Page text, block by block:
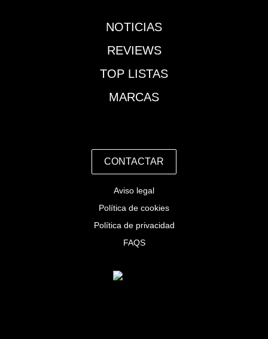
NOTICIAS
REVIEWS
TOP LISTAS
MARCAS
CONTACTAR
Aviso legal
Política de cookies
Política de privacidad
FAQS